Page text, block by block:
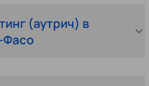
(аутрич) в
Фасо